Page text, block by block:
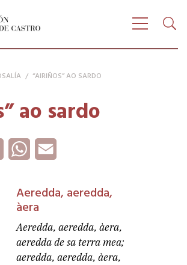
DE CASTRO
Buscar:
/ “AIRIÑOS” AO SARDO
ao sardo
WhatsApp
Aeredda, aeredda,
àera
Aeredda, aeredda, àera,
aeredda de sa terra mea;
aeredda, aeredda, àera,